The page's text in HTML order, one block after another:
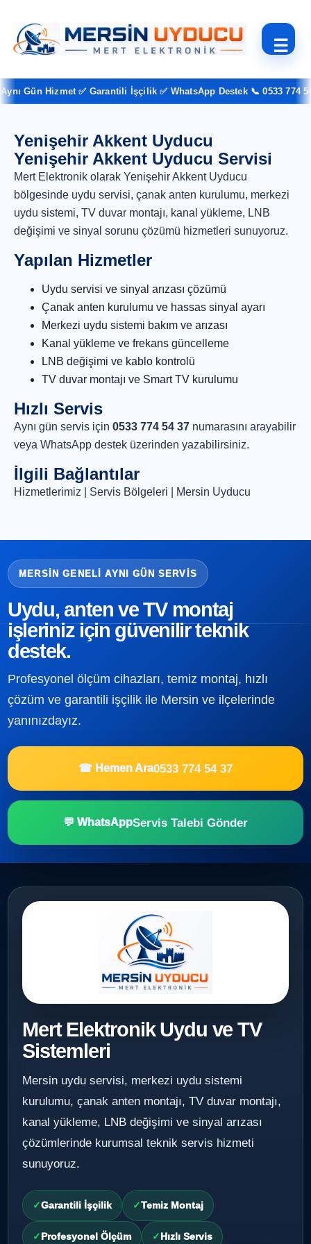
☰
Gün Hizmet ✅ Garantili İşçilik ✅ WhatsApp Destek 📞 0533 774 54
Yenişehir Akkent Uyducu
Yenişehir Akkent Uyducu Servisi
Mert Elektronik olarak Yenişehir Akkent Uyducu
bölgesinde uydu servisi, çanak anten kurulumu, merkezi
uydu sistemi, TV duvar montajı, kanal yükleme, LNB
değişimi ve sinyal sorunu çözümü hizmetleri sunuyoruz.
Yapılan Hizmetler
Uydu servisi ve sinyal arızası çözümü
Çanak anten kurulumu ve hassas sinyal ayarı
Merkezi uydu sistemi bakım ve arızası
Kanal yükleme ve frekans güncelleme
LNB değişimi ve kablo kontrolü
TV duvar montajı ve Smart TV kurulumu
Hızlı Servis
Aynı gün servis için 0533 774 54 37 numarasını arayabilir
veya WhatsApp destek üzerinden yazabilirsiniz.
İlgili Bağlantılar
Hizmetlerimiz Servis Bölgeleri Mersin Uyducu
MERSIN GENELI AYNI GÜN SERVIS
Uydu, anten ve TV montaj
işleriniz için güvenilir teknik
destek.
Profesyonel ölçüm cihazları, temiz montaj, hızlı
çözüm ve garantili işçilik ile Mersin ve ilçelerinde
yanınızdayız.
☎ Hemen Ara0533 774 54 37
💬 WhatsAppServis Talebi Gönder
Mert Elektronik Uydu ve TV
Sistemleri
Mersin uydu servisi, merkezi uydu sistemi
kurulumu, çanak anten montajı, TV duvar montajı,
kanal yükleme, LNB değişimi ve sinyal arızası
çözümlerinde kurumsal teknik servis hizmeti
sunuyoruz.
Garantili İşçilik Temiz Montaj
Profesyonel Ölçüm Hızlı Servis